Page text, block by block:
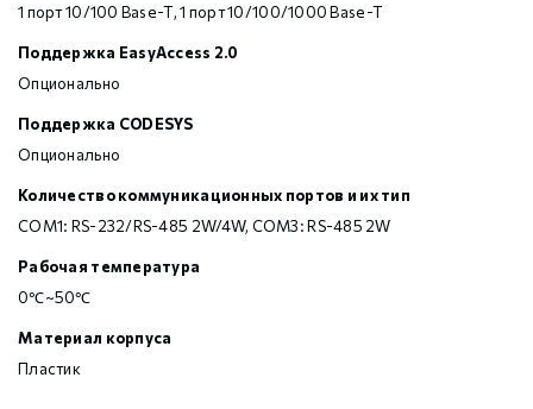
1 порт 10/100 Base-T, 1 порт 10/100/1000 Base-T
Поддержка EasyAccess 2.0
Опционально
Поддержка CODESYS
Опционально
Количество коммуникационных портов и их тип
COM1: RS-232/RS-485 2W/4W, COM3: RS-485 2W
Рабочая температура
0℃~50℃
Материал корпуса
Пластик